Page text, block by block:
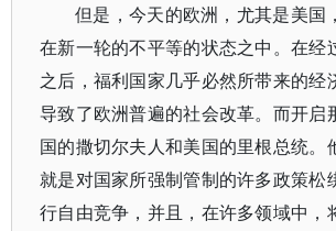
但是，今天的欧洲，尤其是美国
在新一轮的不平等的状态之中。在经
之后，福利国家几乎必然所带来的经
导致了欧洲普遍的社会改革。而开启
国的撒切尔夫人和美国的里根总统。
就是对国家所强制管制的许多政策松
行自由竞争，并且，在许多领域中，